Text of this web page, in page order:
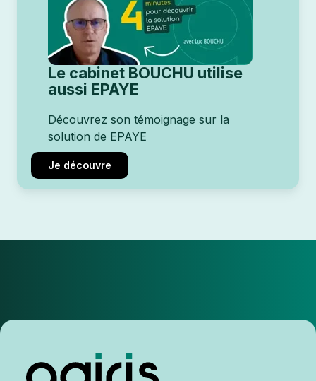
Le cabinet BOUCHU utilise
aussi EPAYE
Découvrez son témoignage sur la
solution de EPAYE
Je découvre